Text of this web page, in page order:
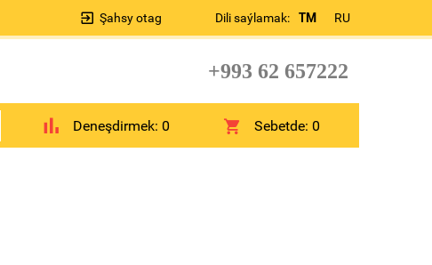
Dili saýlamak: TM RU
Şahsy otag
+993 62 657222
Deneşdirmek: 0 Sebetde:0